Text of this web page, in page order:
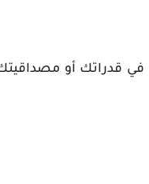
قدراتك أو